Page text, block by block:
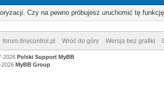
Czy na pewno próbujesz uruchomić tę
forum.tinycontrol.pl Wróć do góry Wersja bez grafiki
2026 Polski Support MyBB
2026 MyBB Group